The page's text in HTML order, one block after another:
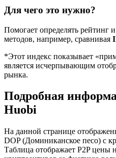
Для чего это нужно?
Помогает определять рейтинг
методов, например, сравнивая
*Этот индекс показывает
является исчерпывающим
рынка.
Подробная
Huobi
На данной странице
DOP (Доминиканское песо) с
Таблица отображает P2P цены